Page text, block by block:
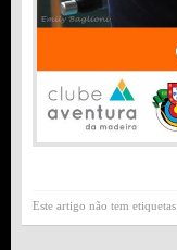
Este artigo não tem etiquetas.